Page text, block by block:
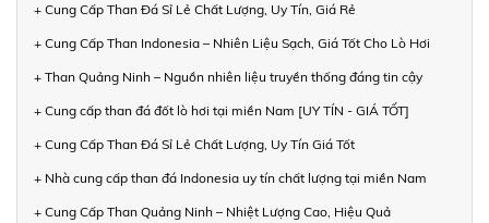
+ Cung Cấp Than Đá Sỉ Lẻ Chất Lượng, Uy Tín, Giá Rẻ
+ Cung Cấp Than Indonesia – Nhiên Liệu Sạch, Giá Tốt Cho Lò Hơi
+ Than Quảng Ninh – Nguồn nhiên liệu truyền thống đáng tin cậy
+ Cung cấp than đá đốt lò hơi tại miền Nam [UY TÍN - GIÁ TỐT]
+ Cung Cấp Than Đá Sỉ Lẻ Chất Lượng, Uy Tín Giá Tốt
+ Nhà cung cấp than đá Indonesia uy tín chất lượng tại miền Nam
+ Cung Cấp Than Quảng Ninh – Nhiệt Lượng Cao, Hiệu Quả